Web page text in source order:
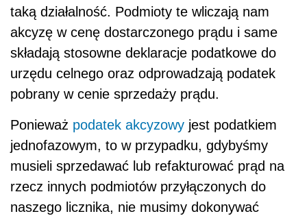
taką działalność. Podmioty te wliczają nam
akcyzę w cenę dostarczonego prądu i same
składają stosowne deklaracje podatkowe do
urzędu celnego oraz odprowadzają podatek
pobrany w cenie sprzedaży prądu.
Ponieważ podatek akcyzowy jest podatkiem
jednofazowym, to w przypadku, gdybyśmy
musieli sprzedawać lub refakturować prąd na
rzecz innych podmiotów przyłączonych do
naszego licznika, nie musimy dokonywać